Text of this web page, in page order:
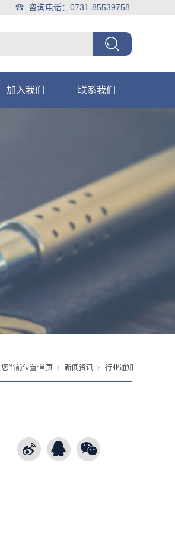
☎ 咨询电话：0731-85539758
加入我们 联系我们
您当前位置:首页 新闻资讯 行业通知